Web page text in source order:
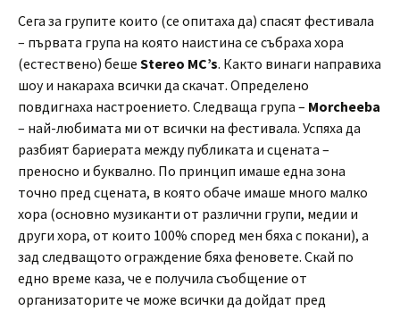
Сега за групите които (се опитаха да) спасят фестивала
– първата група на която наистина се събраха хора
(естествено) беше Stereo MC’s. Както винаги направиха
шоу и накараха всички да скачат. Определено
повдигнаха настроението. Следваща група – Morcheeba
– най-любимата ми от всички на фестивала. Успяха да
разбият бариерата между публиката и сцената –
преносно и буквално. По принцип имаше една зона
точно пред сцената, в която обаче имаше много малко
хора (основно музиканти от различни групи, медии и
други хора, от които 100% според мен бяха с покани), а
зад следващото ограждение бяха феновете. Скай по
едно време каза, че е получила съобщение от
организаторите че може всички да дойдат пред